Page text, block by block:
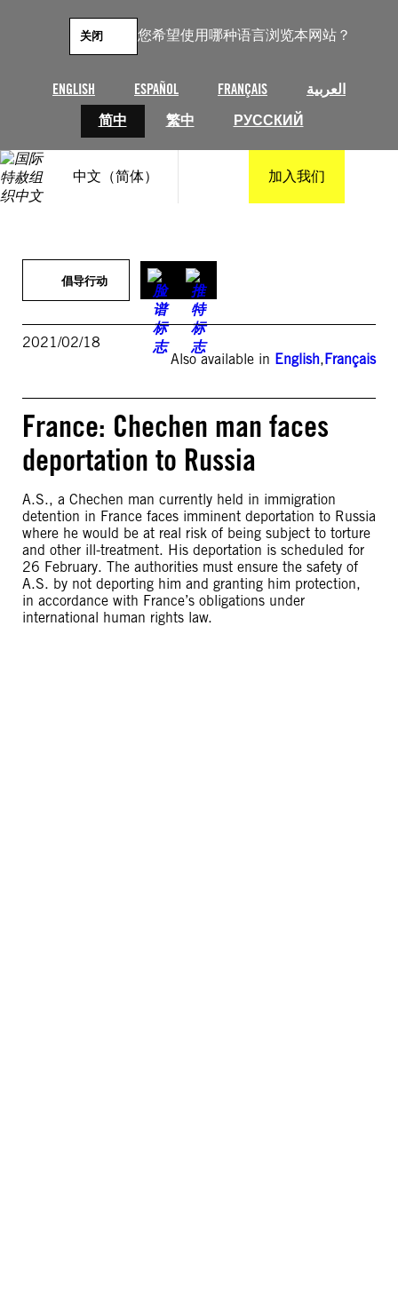
您希望使用哪种语言浏览本网站？
ENGLISH ESPAÑOL FRANÇAIS
العربية
简中
繁中 РУССКИЙ
关闭
中文（简体） 加入我们
倡导行动
2021/02/18
Also available in English,Français
France: Chechen man faces
deportation to Russia
A.S., a Chechen man currently held in immigration
detention in France faces imminent deportation to Russia
where he would be at real risk of being subject to torture
and other ill-treatment. His deportation is scheduled for
26 February. The authorities must ensure the safety of
A.S. by not deporting him and granting him protection,
in accordance with France’s obligations under
international human rights law.